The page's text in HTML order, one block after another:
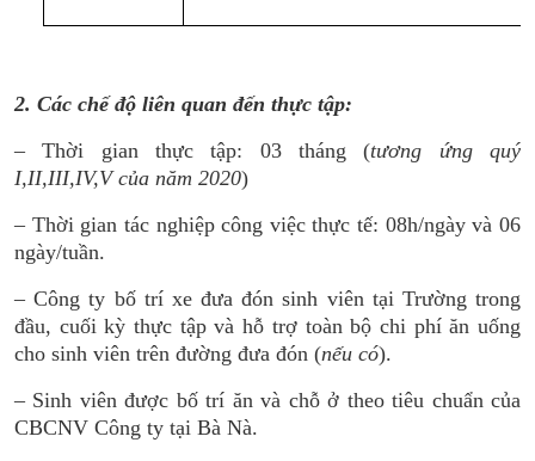
2. Các chế độ liên quan đến thực tập:
– Thời gian thực tập: 03 tháng (tương ứng quý
I,II,III,IV,V của năm 2020)
– Thời gian tác nghiệp công việc thực tế: 08h/ngày và 06
ngày/tuần.
– Công ty bố trí xe đưa đón sinh viên tại Trường trong
đầu, cuối kỳ thực tập và hỗ trợ toàn bộ chi phí ăn uống
cho sinh viên trên đường đưa đón (nếu có).
– Sinh viên được bố trí ăn và chỗ ở theo tiêu chuẩn của
CBCNV Công ty tại Bà Nà.